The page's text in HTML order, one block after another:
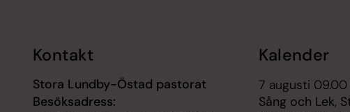
Kontakt
Stora Lundby-Östad pastorat
Besöksadress:
Kalender
7 augusti 09.00
Sång och Lek,